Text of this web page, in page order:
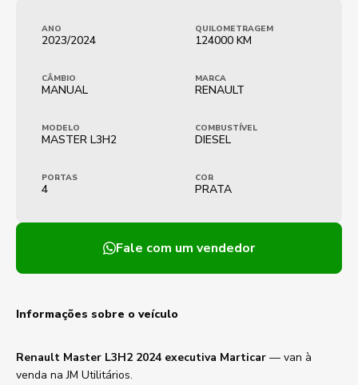
ANO
2023/2024
QUILOMETRAGEM
124000 KM
CÂMBIO
MANUAL
MARCA
RENAULT
MODELO
MASTER L3H2
COMBUSTÍVEL
DIESEL
PORTAS
4
COR
PRATA
Fale com um vendedor
Informações sobre o veículo
Renault Master L3H2 2024 executiva Marticar — van à
venda na JM Utilitários.